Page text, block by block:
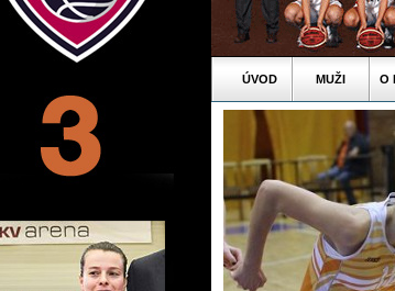
ÚVOD MUŽI O